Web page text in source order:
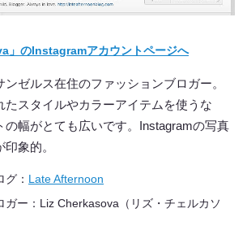
」のInstagramアカウントページへ
ゼルス在住のファッションブロガー。
たスタイルやカラーアイテムを使うな
の幅がとても広いです。Instagramの写真
象的。
： Late Afternoon
ガー：Liz Cherkasova（リズ・チェルカソ